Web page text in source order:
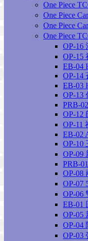
One Piece
One Piece
One Piece
One Piece
OP-16
OP-15
EB-04
OP-14
EB-03
OP-13
PRB-
OP-12
OP-11
EB-02
OP-10
OP-09
PRB-
OP-08
OP-07
OP-06
EB-01
OP-05
OP-04
OP-03